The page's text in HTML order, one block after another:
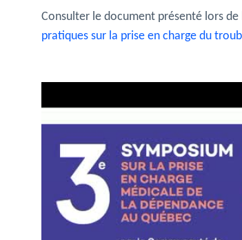
Consulter le document présenté lors
pratiques sur la prise en charge du